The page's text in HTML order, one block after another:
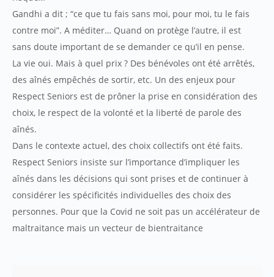
Gandhi a dit ; “ce que tu fais sans moi, pour moi, tu le fais
contre moi”. A méditer… Quand on protège l’autre, il est
sans doute important de se demander ce qu’il en pense.
La vie oui. Mais à quel prix ? Des bénévoles ont été arrêtés,
des aînés empêchés de sortir, etc. Un des enjeux pour
Respect Seniors est de prôner la prise en considération des
choix, le respect de la volonté et la liberté de parole des
aînés.
Dans le contexte actuel, des choix collectifs ont été faits.
Respect Seniors insiste sur l’importance d’impliquer les
aînés dans les décisions qui sont prises et de continuer à
considérer les spécificités individuelles des choix des
personnes. Pour que la Covid ne soit pas un accélérateur de
maltraitance mais un vecteur de bientraitance